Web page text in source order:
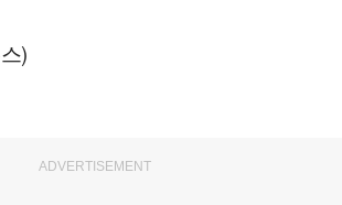
)
ADVERTISEMENT